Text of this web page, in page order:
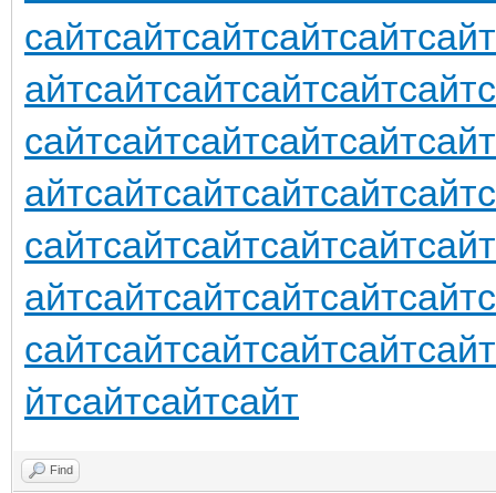
сайтсайтсайтсайтсайтсайт
айтсайтсайтсайтсайтсайт
сайтсайтсайтсайтсайтсайт
айтсайтсайтсайтсайтсайт
сайтсайтсайтсайтсайтсайт
айтсайтсайтсайтсайтсайт
сайтсайтсайтсайтсайтсайт
йтсайтсайтсайт
Find